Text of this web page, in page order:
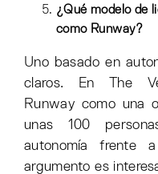
¿Qué modelo de
como Runway?
Uno basado en
claros. En The
Runway como una
unas 100
autonomía frente
argumento es